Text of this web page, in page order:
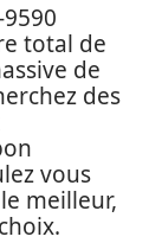
total de
de
des
vous
meilleur,